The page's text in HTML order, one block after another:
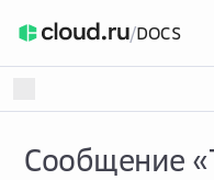
/DOCS
Сообщение